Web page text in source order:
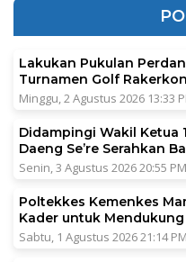
Lakukan Pukulan
Turnamen Golf
Minggu, 2 Agustus 2026 13:33
Didampingi Wakil Ketua
Daeng Se’re Serahkan
Senin, 3 Agustus 2026 20:55 PM
Poltekkes Kemenkes
Kader untuk Mendukung
Sabtu, 1 Agustus 2026 21:14 PM